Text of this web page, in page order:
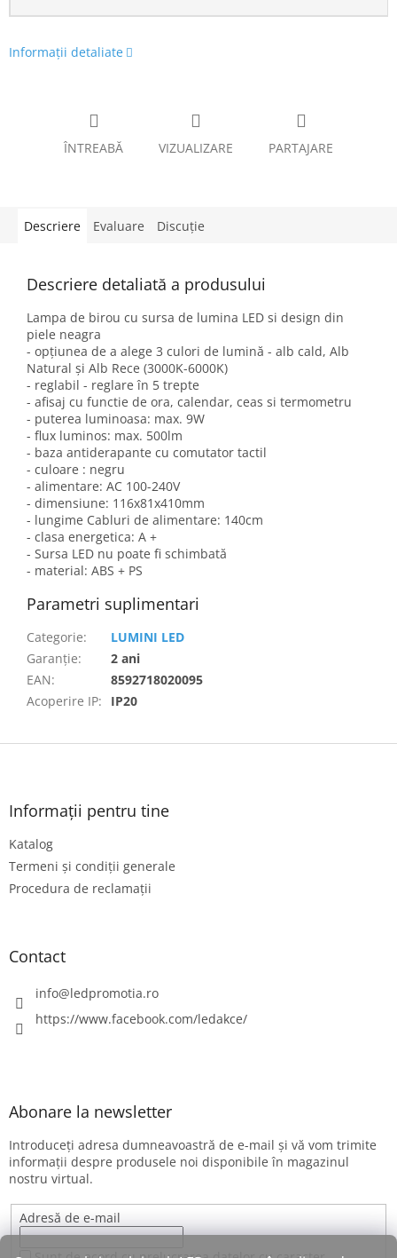
Informaţii detaliate
ÎNTREABĂ VIZUALIZARE PARTAJARE
Descriere Evaluare Discuţie
Descriere detaliată a produsului
Lampa de birou cu sursa de lumina LED si design din
piele neagra
- opțiunea de a alege 3 culori de lumină - alb cald, Alb
Natural și Alb Rece (3000K-6000K)
- reglabil - reglare în 5 trepte
- afisaj cu functie de ora, calendar, ceas si termometru
- puterea luminoasa: max. 9W
- flux luminos: max. 500lm
- baza antiderapante cu comutator tactil
- culoare : negru
- alimentare: AC 100-240V
- dimensiune: 116x81x410mm
- lungime Cabluri de alimentare: 140cm
- clasa energetica: A +
- Sursa LED nu poate fi schimbată
- material: ABS + PS
Parametri suplimentari
Categorie:
LUMINI LED
Garanţie:
2 ani
EAN:
8592718020095
Acoperire IP: IP20
S
Informații pentru tine
Katalog
Termeni și condiții generale
Procedura de reclamații
Contact
info@ledpromotia.ro
https://www.facebook.com/ledakce/
Abonare la newsletter
Introduceţi adresa dumneavoastră de e-mail şi vă vom trimite
informaţii despre produsele noi disponibile în magazinul
nostru virtual.
Adresă de e-mail